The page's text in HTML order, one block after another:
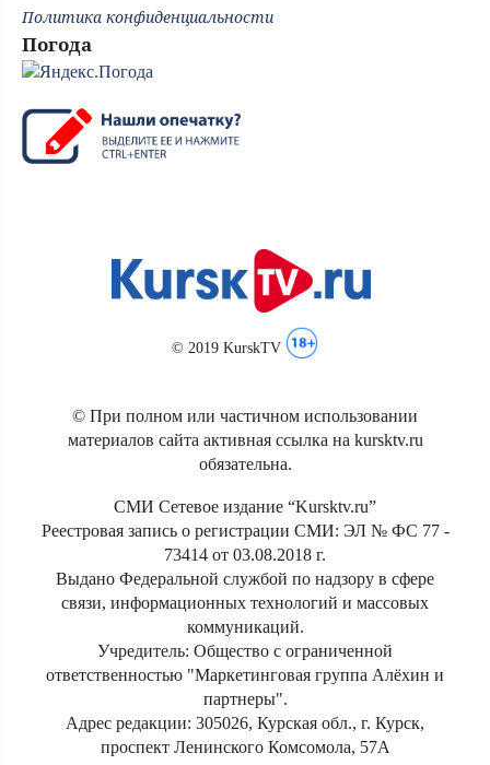
Политика конфиденциальности
Погода
© 2019 KurskTV
© При полном или частичном использовании
материалов сайта активная ссылка на kursktv.ru
обязательна.
СМИ Сетевое издание “Kursktv.ru”
Реестровая запись о регистрации СМИ: ЭЛ № ФС 77 -
73414 от 03.08.2018 г.
Выдано Федеральной службой по надзору в сфере
связи, информационных технологий и массовых
коммуникаций.
Учредитель: Общество с ограниченной
ответственностью "Маркетинговая группа Алёхин и
партнеры".
Адрес редакции: 305026, Курская обл., г. Курск,
проспект Ленинского Комсомола, 57А